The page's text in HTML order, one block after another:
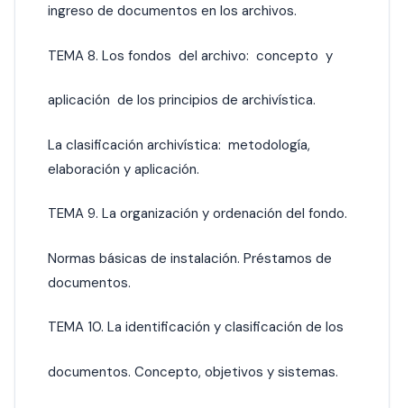
ingreso de documentos en los archivos.
TEMA 8. Los fondos del archivo: concepto y
aplicación de los principios de archivística.
La clasificación archivística: metodología,
elaboración y aplicación.
TEMA 9. La organización y ordenación del fondo.
Normas básicas de instalación. Préstamos de
documentos.
TEMA 10. La identificación y clasificación de los
documentos. Concepto, objetivos y sistemas.